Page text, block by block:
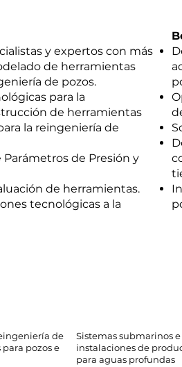
y expertos con más
de herramientas
de pozos.
para la
de herramientas
la reingeniería de
de Presión y
de herramientas.
tecnológicas a la
de
pozos e
Sistemas submarinos e
instalaciones de
para aguas profundas